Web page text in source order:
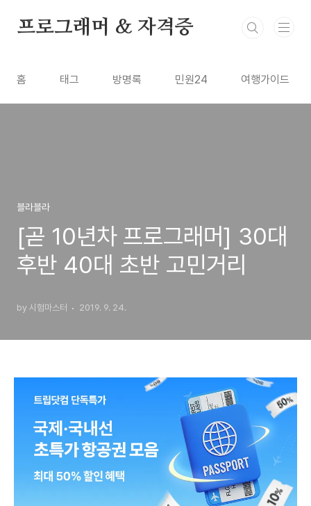
프로그래머 & 자격증
홈 태그 방명록 민원24 여행가이드
블라블라
[곧 10년차 프로그래머] 30대
후반 40대 초반 고민거리
by 시험마스터 2019. 9. 24.